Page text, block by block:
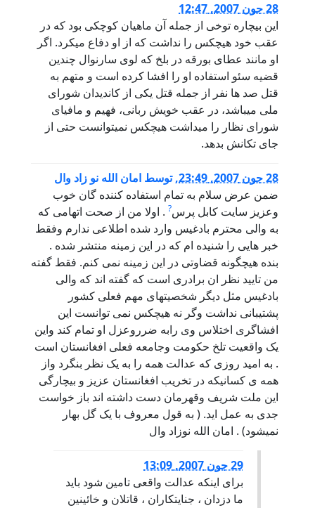
28 جون 2007, 12:47
اين بیچاره توخی از جمله آن ماهیان کوچکی بود که در
عقب خود هیچکس را نداشت که از او دفاع میکرد. اگر
او مانند عطای بورقه در بلخ که لوی سارنوال چندین
قضیه سئو استفاده او را افشا کرده است و متهم به
قتل صد ها نفر از جمله قتل یکی از کاندیدان شورای
ملی میباشد، در عقب خویش ربانی، فهیم و مافیای
شورای نظار را میداشت هیچکس نمیتوانست حتی از
جای تکانش بدهد.
28 جون 2007, 23:49 ,توسط امان الله نو زاد وال
ضمن عرض سلام به تمام استفاده کننده گان خوب
وعزیز سایت کابل پرس? . اولا من از صحت اتهامی که
به والی محترم بادغیس وارد شده اطلاعی ندارم وفقط
خبر هایی را شنیده ام که در این زمینه منتشر شده .
بنده هیچگونه قضاوتی در این زمینه نمی کنم. فقط گفته
من تایید نظر ان برادری است که گفته اند که والی
بادغیس مثل دیگر شخصیتهای مهم فعلی کشور
پشتیبانی نداشت وگر نه هیچکس نمی توانست این
افشاگری اختلاس وی رابه ضرروعزل او تمام کند واین
یک واقعیت تلخ حکومت وجامعه فعلی افغانستان است
. به امید روزی که عدالت همه را به یک نظر بنگرد واز
همه ی کسانیکه در تخریب افغانستان عزیز و بیچارگی
این ملت شریف وقهرمان دست داشته اند باز خواست
جدی به عمل اید. ( به قول معروف با یک گل بهار
نمیشود) . امان الله نوزاد وال
29 جون 2007, 13:09
برای اینکه عدالت واقعی تامین شود باید
ما دزدان ، جنایتکاران ، قاتلان و خائینین